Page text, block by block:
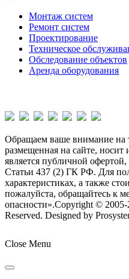
Монтаж систем
Ремонт систем
Проектирование
Техническое
Обследование объектов
Аренда оборудования
Обращаем ваше внимание на
размещенная на сайте,
является публичной
Статьи 437 (2) ГК РФ. Для
характеристиках, а также
пожалуйста, обращайтесь к
опасности».Copyright © 2005-
Reserved. Designed by
Close Menu